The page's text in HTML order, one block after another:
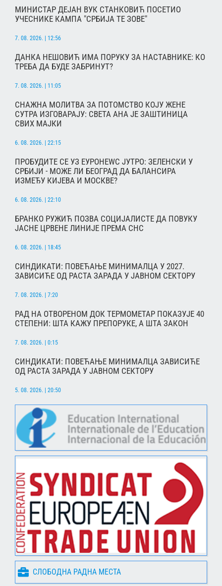
МИНИСТАР ДЕЈАН ВУК СТАНКОВИЋ ПОСЕТИО
УЧЕСНИКЕ КАМПА "СРБИЈА ТЕ ЗОВЕ"
7. 08. 2026. | 12:56
ДАНКА НЕШОВИЋ ИМА ПОРУКУ ЗА НАСТАВНИКЕ: КО
ТРЕБА ДА БУДЕ ЗАБРИНУТ?
7. 08. 2026. | 11:05
СНАЖНА МОЛИТВА ЗА ПОТОМСТВО КОЈУ ЖЕНЕ
СУТРА ИЗГОВАРАЈУ: СВЕТА АНА ЈЕ ЗАШТИНИЦА
СВИХ МАЈКИ
6. 08. 2026. | 22:15
ПРОБУДИТЕ СЕ УЗ ЕУРОНЕWС ЈУТРО: ЗЕЛЕНСКИ У
СРБИЈИ - МОЖЕ ЛИ БЕОГРАД ДА БАЛАНСИРА
ИЗМЕЂУ КИЈЕВА И МОСКВЕ?
6. 08. 2026. | 22:10
БРАНКО РУЖИЋ ПОЗВА СОЦИЈАЛИСТЕ ДА ПОВУКУ
ЈАСНЕ ЦРВЕНЕ ЛИНИЈЕ ПРЕМА СНС
6. 08. 2026. | 18:45
СИНДИКАТИ: ПОВЕЋАЊЕ МИНИМАЛЦА У 2027.
ЗАВИСИЋЕ ОД РАСТА ЗАРАДА У ЈАВНОМ СЕКТОРУ
7. 08. 2026. | 7:20
РАД НА ОТВОРЕНОМ ДОК ТЕРМОМЕТАР ПОКАЗУЈЕ 40
СТЕПЕНИ: ШТА КАЖУ ПРЕПОРУКЕ, А ШТА ЗАКОН
7. 08. 2026. | 0:15
СИНДИКАТИ: ПОВЕЋАЊЕ МИНИМАЛЦА ЗАВИСИЋЕ
ОД РАСТА ЗАРАДА У ЈАВНОМ СЕКТОРУ
5. 08. 2026. | 20:50
СЛОБОДНА РАДНА МЕСТА